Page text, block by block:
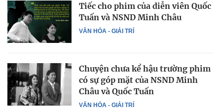
VĂN HÓA - GIẢI TRÍ
Tiếc cho phim của diễn viên Quốc
Tuấn và NSND Minh Châu
VĂN HÓA - GIẢI TRÍ
Chuyện chưa kể hậu trường phim
có sự góp mặt của NSND Minh
Châu và Quốc Tuấn